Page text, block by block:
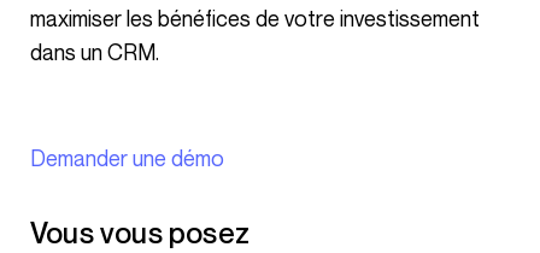
maximiser les bénéfices de votre investissement
dans un CRM.
Demander une démo
Vous vous posez